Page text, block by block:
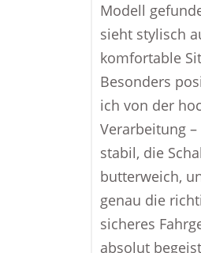
Modell
sieht stylisch
komfortable
Besonders
ich von der
Verarbeitung
stabil, die
butterweich,
genau die
sicheres
absolut